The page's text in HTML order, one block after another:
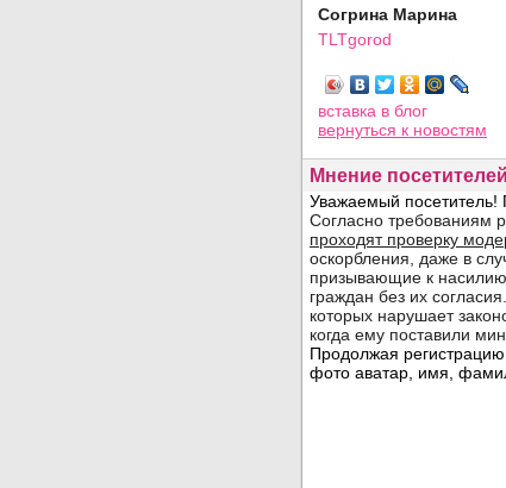
Согрина Марина
TLTgorod
вставка в блог
вернуться к новостям
Мнение